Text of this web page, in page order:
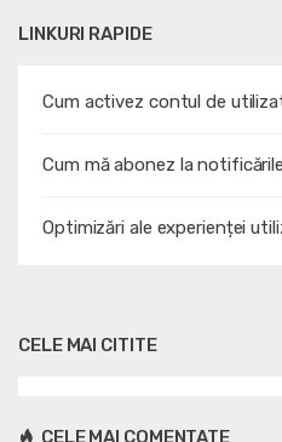
LINKURI RAPIDE
Cum activez contul de
Cum mă abonez la
Optimizări ale experienței
CELE MAI CITITE
CELE MAI COMENTATE